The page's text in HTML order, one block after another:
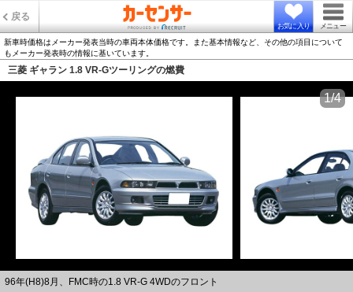
戻る
お気に入り メニュー
新車時価格はメーカー発表当時の車両本体価格です。また基本情報など、その他の項目について
もメーカー発表時の情報に基いています。
三菱 ギャラン 1.8 VR-Gツーリングの燃費
96年(H8)8月、FMC時の1.8 VR-G 4WDのフロント
1/4